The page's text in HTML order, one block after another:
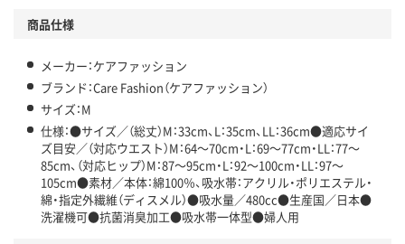
商品仕様
メーカー：ケアファッション
ブランド：Care Fashion（ケアファッション）
サイズ：M
仕様：●サイズ／（総丈）M：33cm、L：35cm、LL：36cm●適応サイ
ズ目安／（対応ウエスト）M：64～70cm・L：69～77cm・LL：77～
85cm、（対応ヒップ）M：87～95cm・L：92～100cm・LL：97～
105cm●素材／本体：綿100％、吸水帯：アクリル・ポリエステル・
綿・指定外繊維（ディスメル）●吸水量／480cc●生産国／日本●
洗濯機可●抗菌消臭加工●吸水帯一体型●婦人用